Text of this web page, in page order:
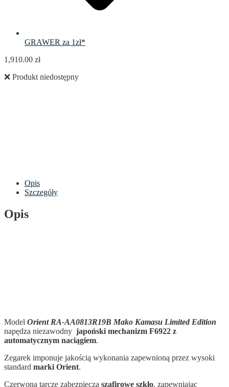
GRAWER za 1zł*
1,910.00 zł
❌ Produkt niedostępny
Opis
Szczegóły
Opis
Model Orient RA-AA0813R19B Mako Kamasu Limited Edition
napędza niezawodny japoński mechanizm F6922 z
automatycznym naciągiem.
Zegarek imponuje jakością wykonania zapewnioną przez wysoki
standard marki Orient.
Czerwoną tarczę zabezpiecza szafirowe szkło, zapewniając